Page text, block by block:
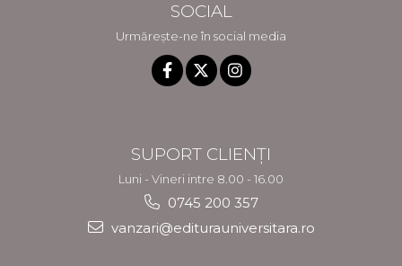
SOCIAL
Urmărește-ne în social media
SUPORT CLIENȚI
Luni - Vineri intre 8.00 - 16.00
0745 200 357
vanzari@editurauniversitara.ro